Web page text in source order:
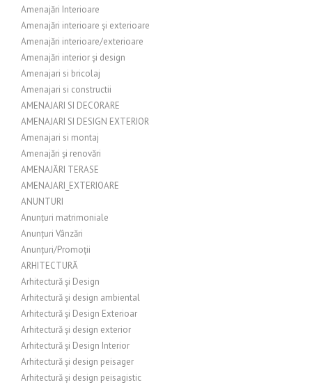
Amenajări Interioare
Amenajări interioare și exterioare
Amenajări interioare/exterioare
Amenajări interior și design
Amenajari si bricolaj
Amenajari si constructii
AMENAJARI SI DECORARE
AMENAJARI SI DESIGN EXTERIOR
Amenajari si montaj
Amenajări și renovări
AMENAJĂRI TERASE
AMENAJARI_EXTERIOARE
ANUNTURI
Anunțuri matrimoniale
Anunțuri Vânzări
Anunțuri/Promoții
ARHITECTURĂ
Arhitectură și Design
Arhitectură și design ambiental
Arhitectură și Design Exterioar
Arhitectură și design exterior
Arhitectură și Design Interior
Arhitectură și design peisager
Arhitectură și design peisagistic